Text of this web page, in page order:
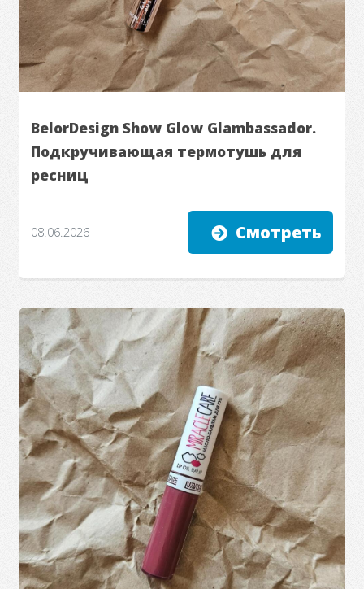
BelorDesign Show Glow Glambassador.
Подкручивающая термотушь для
ресниц
08.06.2026 Смотреть